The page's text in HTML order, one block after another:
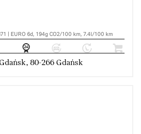
| EURO 6d, 194g CO2/100 km, 7.4l/100 km
80-266 Gdańsk